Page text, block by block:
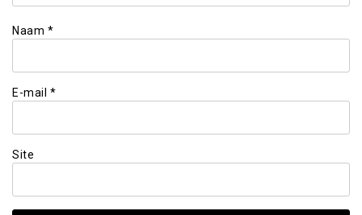
Naam *
E-mail *
Site